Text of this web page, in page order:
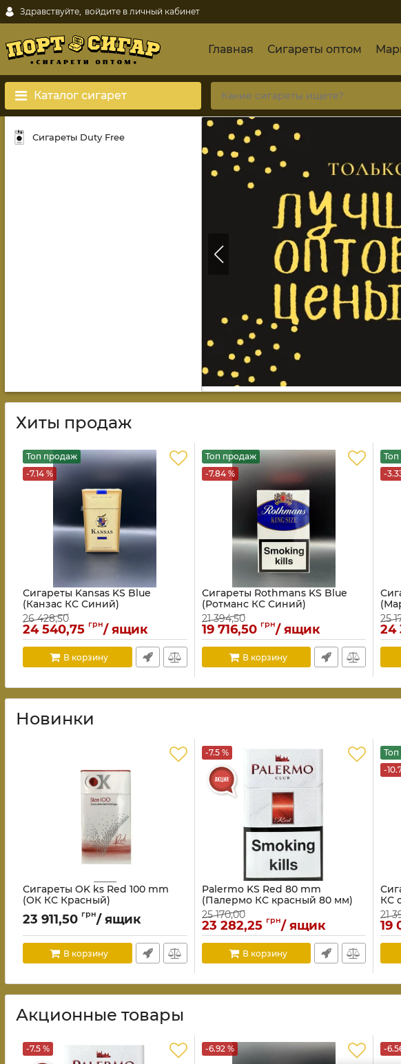
Здравствуйте, войдите в личный кабинет
Главная Сигареты оптом
Каталог сигарет
Сигареты Duty Free
Хиты продаж
Топ продаж
-7.14 %
Сигареты Kansas KS Blue
(Канзас КС Синий)
26 428,50
24 540,75 грн/ ящик
В корзину
Топ продаж
-7.84 %
Сигареты Rothmans KS Blue
(Ротманс КС Синий)
21 394,50
19 716,50 грн/ ящик
В корзину
-
25
24
Новинки
Сигареты OK ks Red 100 mm
(ОК КС Красный)
23 911,50 грн/ ящик
В корзину
-7.5 %
Palermo KS Red 80 mm
(Палермо КС красный 80 мм)
25 170,00
23 282,25 грн/ ящик
В корзину
-
КС
21
19
Акционные товары
-7.5 % -6.92 % -